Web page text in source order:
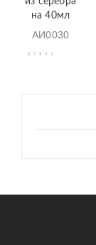
на 40мл
АИ0030